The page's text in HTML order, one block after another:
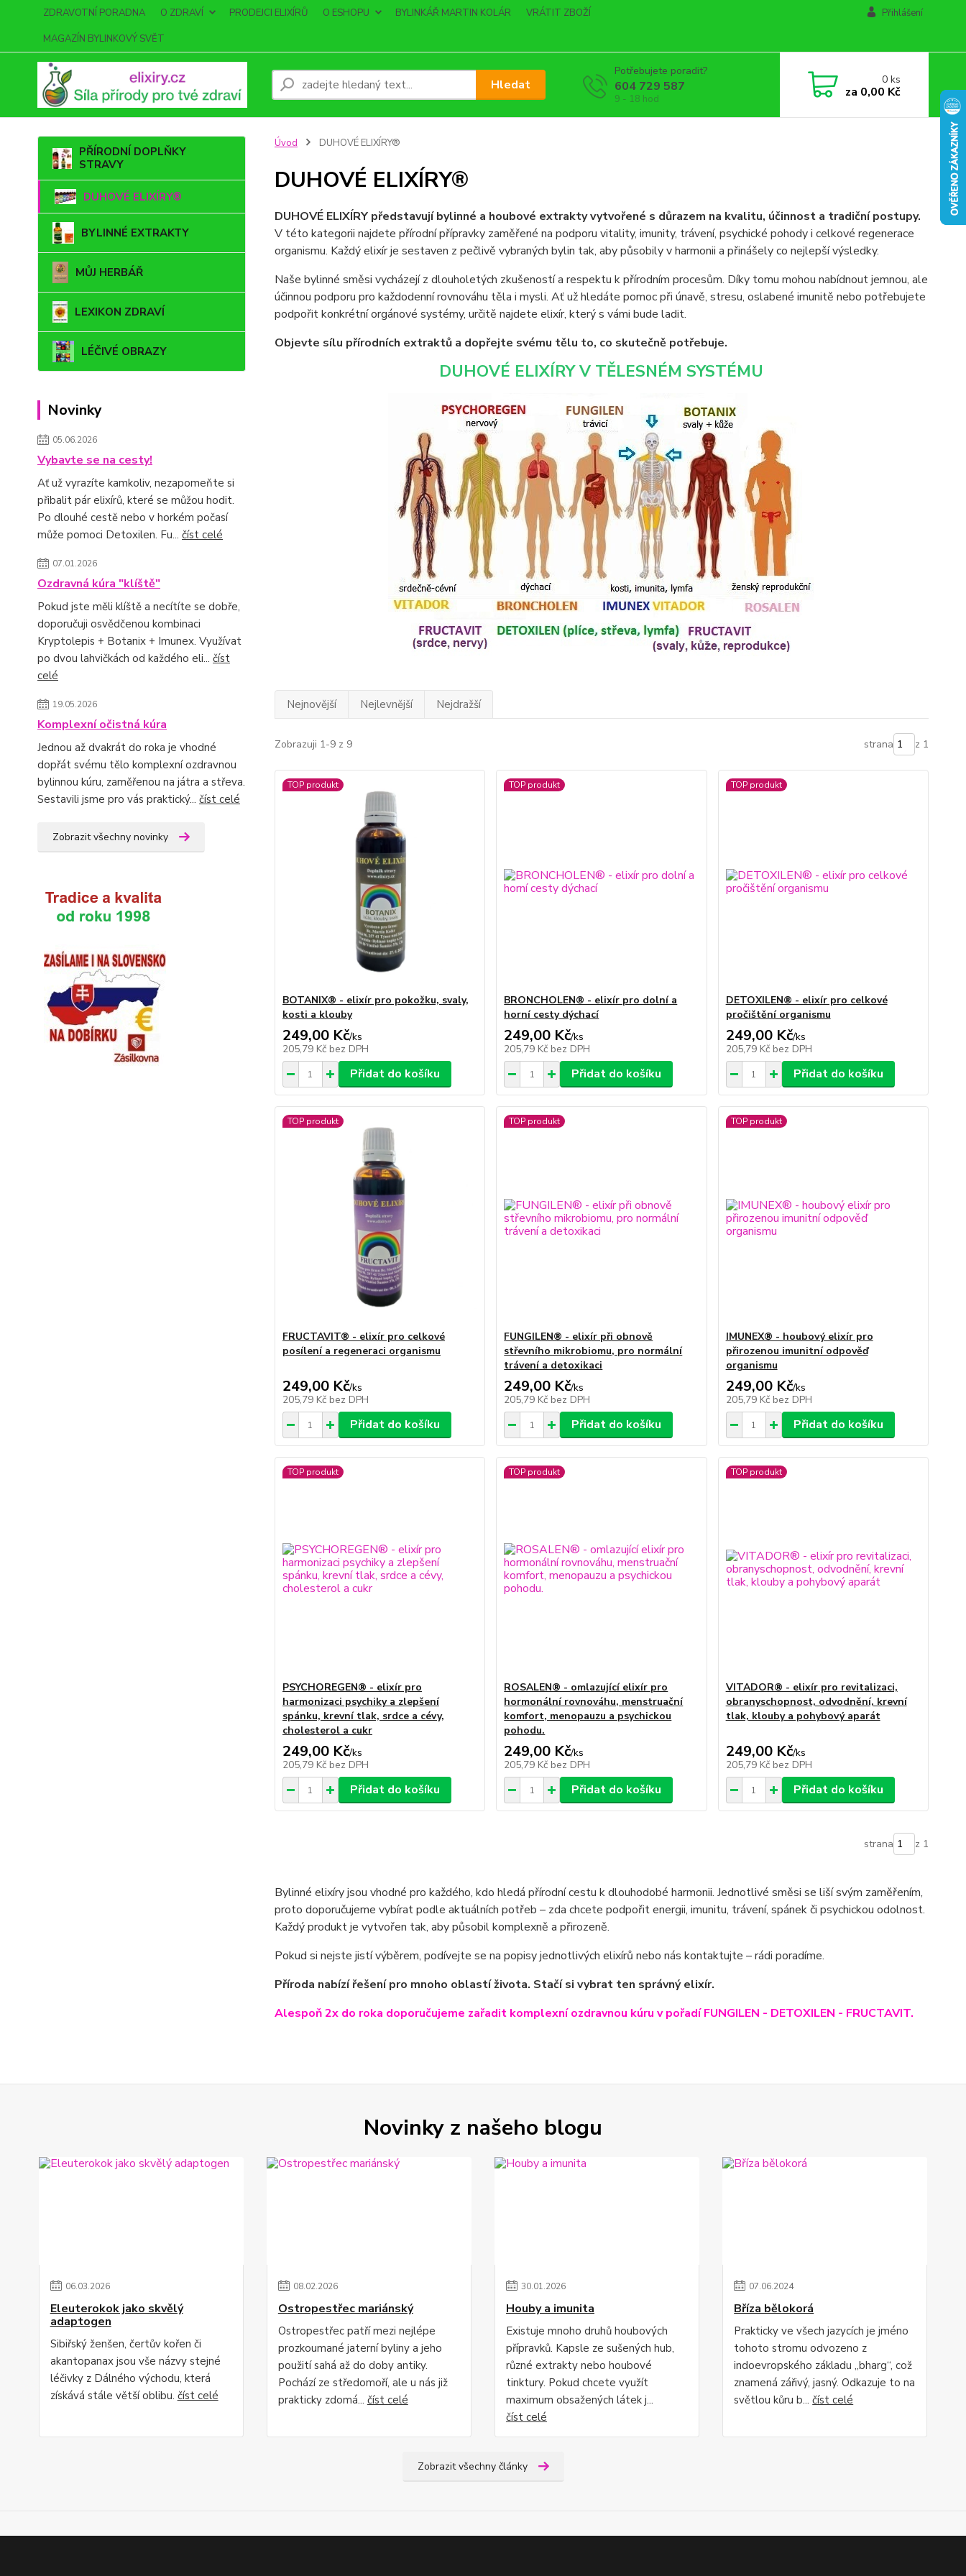
ZDRAVOTNÍ PORADNA O ZDRAVÍ PRODEJCI ELIXÍRŮ O ESHOPU BYLINKÁŘ MARTIN KOLÁR
VRÁTIT ZBOŽÍ
MAGAZÍN BYLINKOVÝ SVĚT
Přihlášení
Hledat
Potřebujete poradit?
604 729 587
9 - 18 hod
0ks
za 0,00 Kč
PŘÍRODNÍ DOPLŇKY
STRAVY
DUHOVÉ ELIXÍRY®
BYLINNÉ EXTRAKTY
MŮJ HERBÁŘ
LEXIKON ZDRAVÍ
LÉČIVÉ OBRAZY
Novinky
05.06.2026
Vybavte se na cesty!
Ať už vyrazíte kamkoliv, nezapomeňte si
přibalit pár elixírů, které se můžou hodit.
Po dlouhé cestě nebo v horkém počasí
může pomoci Detoxilen. Fu... číst celé
07.01.2026
Ozdravná kúra "klíště"
Pokud jste měli klíště a necítíte se dobře,
doporučuji osvědčenou kombinaci
Kryptolepis + Botanix + Imunex. Využívat
po dvou lahvičkách od každého eli... číst
celé
19.05.2026
Komplexní očistná kúra
Jednou až dvakrát do roka je vhodné
dopřát svému tělo komplexní ozdravnou
bylinnou kúru, zaměřenou na játra a střeva.
Sestavili jsme pro vás praktický... číst celé
Zobrazit všechny novinky
Úvod DUHOVÉ ELIXÍRY®
DUHOVÉ ELIXÍRY®
DUHOVÉ ELIXÍRY představují bylinné a houbové extrakty vytvořené s důrazem na kvalitu, účinnost a tradiční postupy.
V této kategorii najdete přírodní přípravky zaměřené na podporu vitality, imunity, trávení, psychické pohody i celkové regenerace
organismu. Každý elixír je sestaven z pečlivě vybraných bylin tak, aby působily v harmonii a přinášely co nejlepší výsledky.
Naše bylinné směsi vycházejí z dlouholetých zkušeností a respektu k přírodním procesům. Díky tomu mohou nabídnout jemnou, ale
účinnou podporu pro každodenní rovnováhu těla i mysli. Ať už hledáte pomoc při únavě, stresu, oslabené imunitě nebo potřebujete
podpořit konkrétní orgánové systémy, určitě najdete elixír, který s vámi bude ladit.
Objevte sílu přírodních extraktů a dopřejte svému tělu to, co skutečně potřebuje.
DUHOVÉ ELIXÍRY V TĚLESNÉM SYSTÉMU
Nejnovější Nejlevnější Nejdražší
Zobrazuji 1-9 z 9 strana z 1
TOP produkt
BOTANIX® - elixír pro pokožku, svaly,
kosti a klouby
249,00 Kč/ks
205,79 Kč bez DPH
Přidat do košíku
TOP produkt
BRONCHOLEN® - elixír pro dolní a
horní cesty dýchací
249,00 Kč/ks
205,79 Kč bez DPH
Přidat do košíku
TOP produkt
DETOXILEN® - elixír pro celkové
pročištění organismu
249,00 Kč/ks
205,79 Kč bez DPH
Přidat do košíku
TOP produkt
FRUCTAVIT® - elixír pro celkové
posílení a regeneraci organismu
249,00 Kč/ks
205,79 Kč bez DPH
Přidat do košíku
TOP produkt
FUNGILEN® - elixír při obnově
střevního mikrobiomu, pro normální
trávení a detoxikaci
249,00 Kč/ks
205,79 Kč bez DPH
Přidat do košíku
TOP produkt
IMUNEX® - houbový elixír pro
přirozenou imunitní odpověď
organismu
249,00 Kč/ks
205,79 Kč bez DPH
Přidat do košíku
TOP produkt
PSYCHOREGEN® - elixír pro
harmonizaci psychiky a zlepšení
spánku, krevní tlak, srdce a cévy,
cholesterol a cukr
249,00 Kč/ks
205,79 Kč bez DPH
Přidat do košíku
TOP produkt
ROSALEN® - omlazující elixír pro
hormonální rovnováhu, menstruační
komfort, menopauzu a psychickou
pohodu.
249,00 Kč/ks
205,79 Kč bez DPH
Přidat do košíku
TOP produkt
VITADOR® - elixír pro revitalizaci,
obranyschopnost, odvodnění, krevní
tlak, klouby a pohybový aparát
249,00 Kč/ks
205,79 Kč bez DPH
Přidat do košíku
strana z 1
Bylinné elixíry jsou vhodné pro každého, kdo hledá přírodní cestu k dlouhodobé harmonii. Jednotlivé směsi se liší svým zaměřením,
proto doporučujeme vybírat podle aktuálních potřeb – zda chcete podpořit energii, imunitu, trávení, spánek či psychickou odolnost.
Každý produkt je vytvořen tak, aby působil komplexně a přirozeně.
Pokud si nejste jistí výběrem, podívejte se na popisy jednotlivých elixírů nebo nás kontaktujte – rádi poradíme.
Příroda nabízí řešení pro mnoho oblastí života. Stačí si vybrat ten správný elixír.
Alespoň 2x do roka doporučujeme zařadit komplexní ozdravnou kúru v pořadí FUNGILEN - DETOXILEN - FRUCTAVIT.
Novinky z našeho blogu
06.03.2026
Eleuterokok jako skvělý
adaptogen
Sibiřský ženšen, čertův kořen či
akantopanax jsou vše názvy stejné
léčivky z Dálného východu, která
získává stále větší oblibu. číst celé
08.02.2026
Ostropestřec mariánský
Ostropestřec patří mezi nejlépe
prozkoumané jaterní byliny a jeho
použití sahá až do doby antiky.
Pochází ze středomoří, ale u nás již
prakticky zdomá... číst celé
30.01.2026
Houby a imunita
Existuje mnoho druhů houbových
přípravků. Kapsle ze sušených hub,
různé extrakty nebo houbové
tinktury. Pokud chcete využít
maximum obsažených látek j...
číst celé
07.06.2024
Bříza bělokorá
Prakticky ve všech jazycích je jméno
tohoto stromu odvozeno z
indoevropského základu „bharg“, což
znamená zářivý, jasný. Odkazuje to na
světlou kůru b...číst celé
Zobrazit všechny články